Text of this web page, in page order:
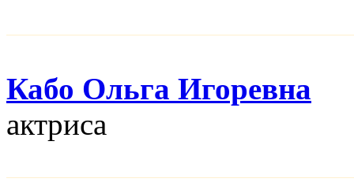
Кабо Ольга Игоревна
актриса